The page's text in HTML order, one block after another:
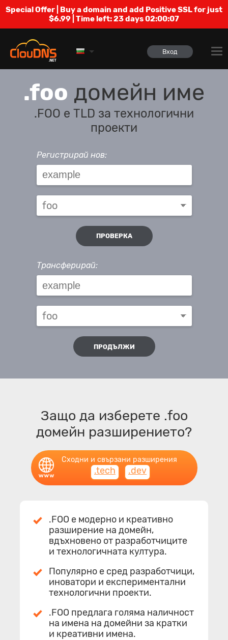
Special Offer | Buy a domain and add Positive SSL for just
$6.99 | Time left:23 days 02:00:06
Вход
.foo домейн име
.FOO е TLD за технологични
проекти
Регистрирай нов:
ПРОВЕРКА
Трансферирай:
ПРОДЪЛЖИ
Защо да изберете .foo
домейн разширението?
Сходни и свързани разширения
.tech .dev
.FOO е модерно и креативно
разширение на домейн,
вдъхновено от разработчиците
и технологичната култура.
Популярно е сред разработчици,
иноватори и експериментални
технологични проекти.
.FOO предлага голяма наличност
на имена на домейни за кратки
и креативни имена.